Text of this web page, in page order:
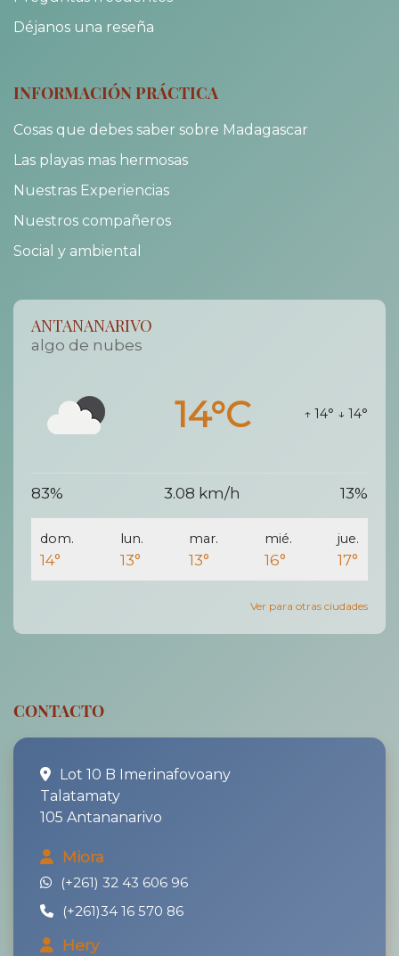
Déjanos una reseña
INFORMACIÓN PRÁCTICA
Cosas que debes saber sobre Madagascar
Las playas mas hermosas
Nuestras Experiencias
Nuestros compañeros
Social y ambiental
ANTANANARIVO
algo de nubes
14°C ↑ 14° ↓ 14°
83% 3.08 km/h 13%
dom.
14°
lun.
13°
mar.
13°
mié.
16°
jue.
17°
Ver para otras ciudades
CONTACTO
Lot 10 B Imerinafovoany
Talatamaty
105 Antananarivo
Miora
(+261) 32 43 606 96
(+261)34 16 570 86
Hery